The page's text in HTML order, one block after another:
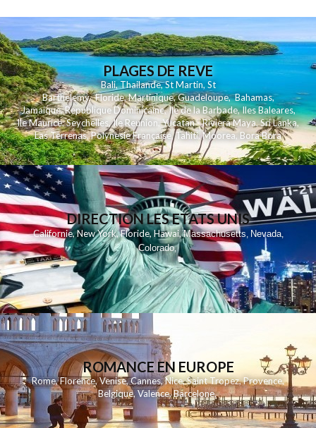
PLAGES DE REVE
Bali,Thailande,St Martin,St
Barthelemy,Floride,Martinique,Guadeloupe,Bahamas,
Jamaique,Republique Dominicaine,Ile de la Barbade,Iles Baleares,
Ile Maurice,Seychelles,Ile Reunion,Yucatan - Riviera Maya,Sri Lanka,
Las Terrenas,Polynesie Française,Tahiti,Moorea, Bora Bora
DIRECTION LES ETATS UNIS
Californie,New York,Floride,Hawai,Massachusetts, Nevada,
Colorado,
ROMANCE EN EUROPE
Rome,Florence,Venise,Cannes,Nice,Saint Tropez,Provence,
Belgique,Valence,Barcelone,